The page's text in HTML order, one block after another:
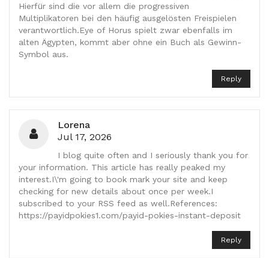
Hierfür sind die vor allem die progressiven
Multiplikatoren bei den häufig ausgelösten Freispielen
verantwortlich.Eye of Horus spielt zwar ebenfalls im
alten Ägypten, kommt aber ohne ein Buch als Gewinn-
Symbol aus.
Reply
Lorena
Jul 17, 2026
I blog quite often and I seriously thank you for
your information. This article has really peaked my
interest.I\'m going to book mark your site and keep
checking for new details about once per week.I
subscribed to your RSS feed as well.References:
https://payidpokies1.com/payid-pokies-instant-deposit
Reply